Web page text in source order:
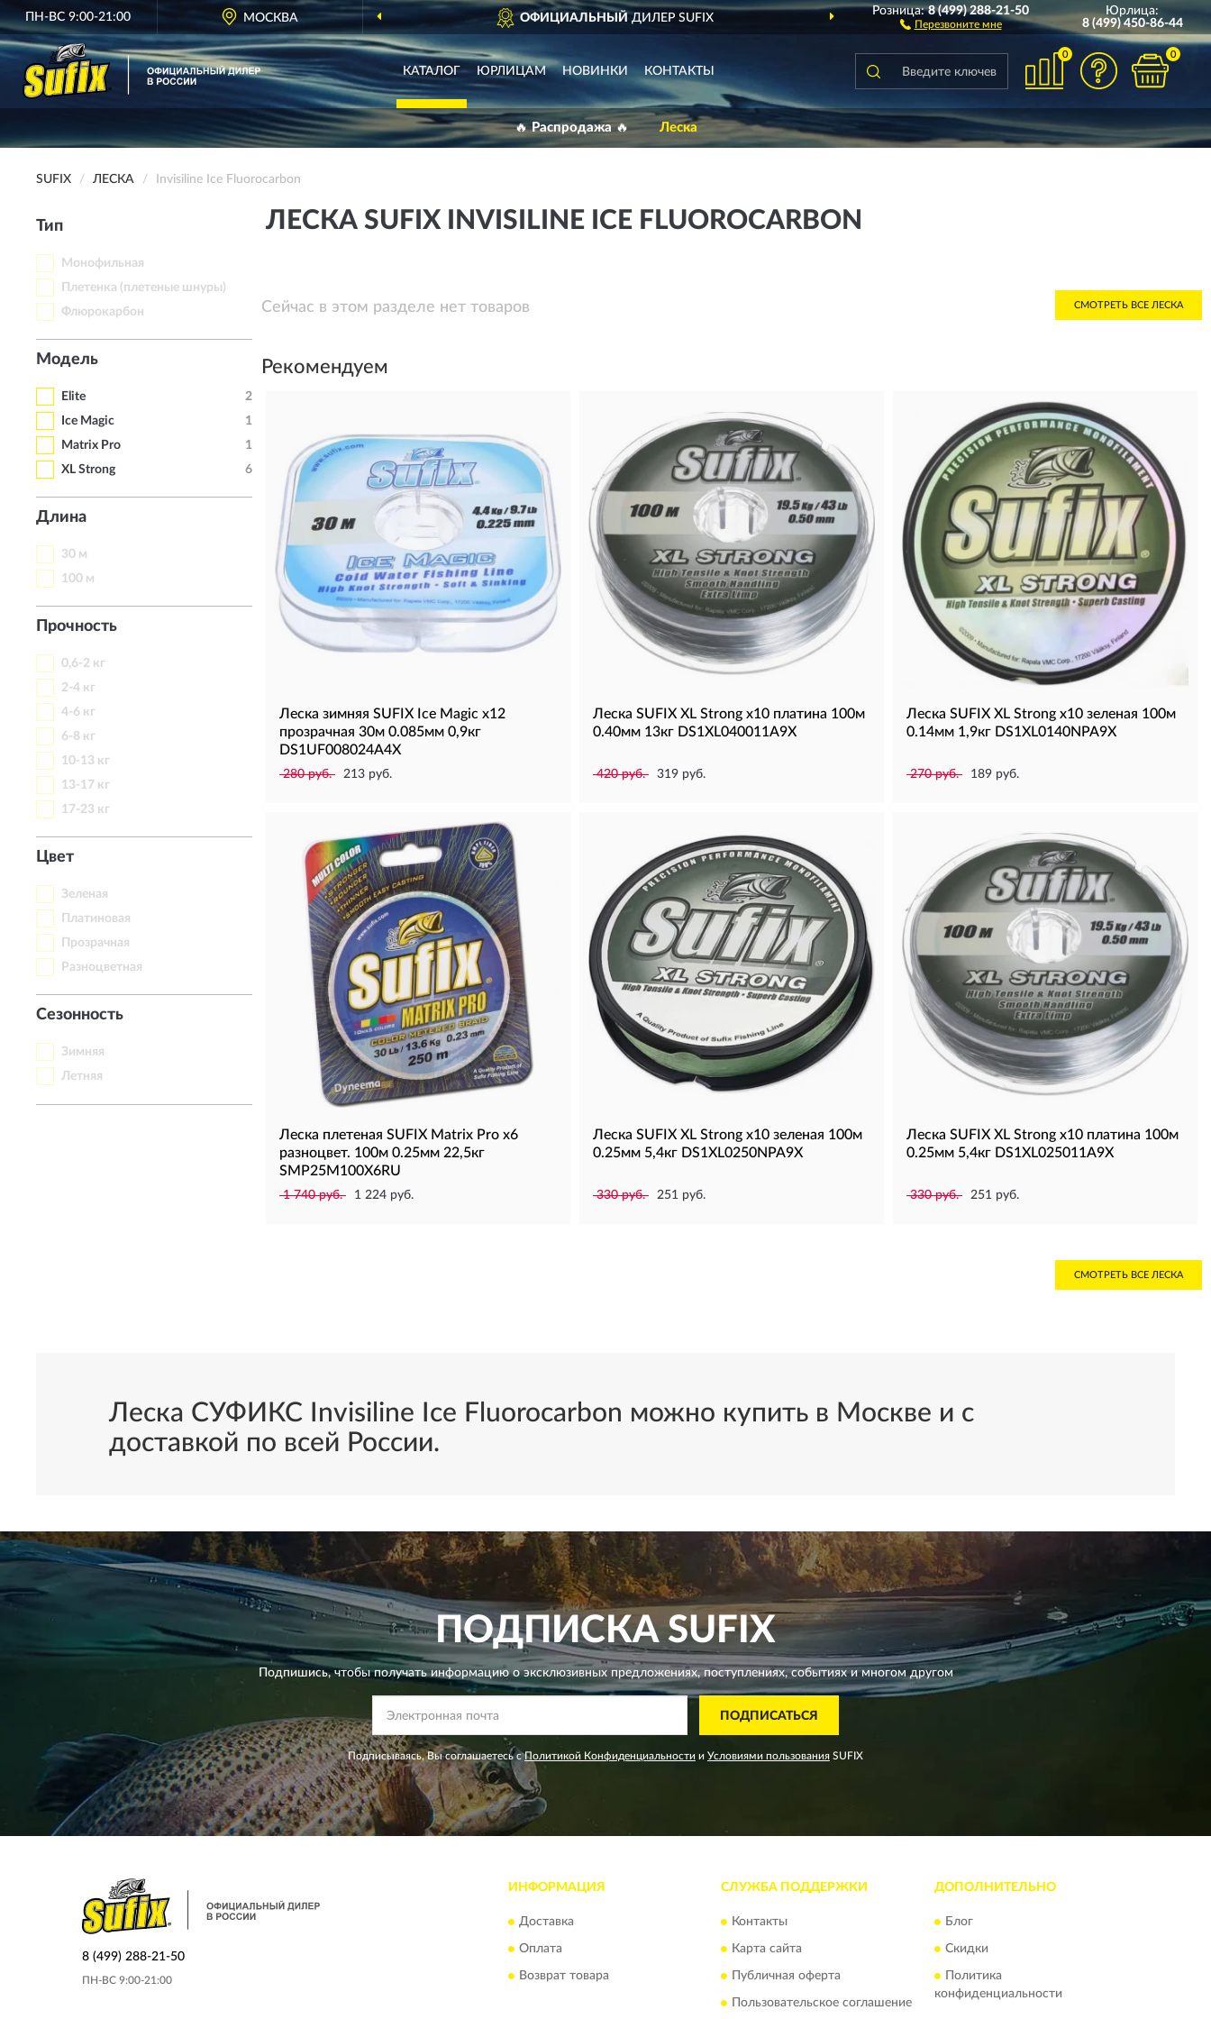
ПН-ВС 9:00-21:00 МОСКВА ОФИЦИАЛЬНЫЙ ДИЛЕР SUFIX ДОСТАВИМПО ВСЕЙ РОССИИ
Розница:8 (499) 288-21-50
Перезвоните мне
Юрлица:
8 (499) 450-86-44
КАТАЛОГ ЮРЛИЦАМ НОВИНКИ КОНТАКТЫ
0 0
🔥 Распродажа 🔥 Леска
SUFIX ЛЕСКА Invisiline Ice Fluorocarbon
Тип
Монофильная
Плетенка (плетеные шнуры)
Флюрокарбон
Модель
Elite
2
Ice Magic
1
Matrix Pro
1
XL Strong
6
Длина
30 м
100 м
Прочность
0,6-2 кг
2-4 кг
4-6 кг
6-8 кг
10-13 кг
13-17 кг
17-23 кг
Цвет
Зеленая
Платиновая
Прозрачная
Разноцветная
Сезонность
Зимняя
Летняя
ЛЕСКА SUFIX INVISILINE ICE FLUOROCARBON
Сейчас в этом разделе нет товаров СМОТРЕТЬ ВСЕ ЛЕСКА
Рекомендуем
Леска зимняя SUFIX Ice Magic x12
прозрачная 30м 0.085мм 0,9кг
DS1UF008024A4X
280 руб. 213 руб.
Леска SUFIX XL Strong x10 платина 100м
0.40мм 13кг DS1XL040011A9X
420 руб. 319 руб.
Леска SUFIX XL Strong x10 зеленая 100м
0.14мм 1,9кг DS1XL0140NPA9X
270 руб. 189 руб.
Леска плетеная SUFIX Matrix Pro x6
разноцвет. 100м 0.25мм 22,5кг
SMP25M100X6RU
1 740 руб. 1 224 руб.
Леска SUFIX XL Strong x10 зеленая 100м
0.25мм 5,4кг DS1XL0250NPA9X
330 руб. 251 руб.
Леска SUFIX XL Strong x10 платина 100м
0.25мм 5,4кг DS1XL025011A9X
330 руб. 251 руб.
СМОТРЕТЬ ВСЕ ЛЕСКА
Леска СУФИКС Invisiline Ice Fluorocarbon можно купить в Москве и с
доставкой по всей России.
ПОДПИСКАSUFIX
Подпишись, чтобы получать информацию о эксклюзивных предложениях,поступлениях, событиях и многом другом
ПОДПИСАТЬСЯ
Подписываясь, Вы соглашаетесь сПолитикой Конфиденциальности и Условиями пользования SUFIX
8 (499) 288-21-50
ПН-ВС 9:00-21:00
ИНФОРМАЦИЯ
Доставка
Оплата
Возврат товара
СЛУЖБА ПОДДЕРЖКИ
Контакты
Карта сайта
Публичная оферта
Пользовательское соглашение
ДОПОЛНИТЕЛЬНО
Блог
Скидки
Политика
конфиденциальности